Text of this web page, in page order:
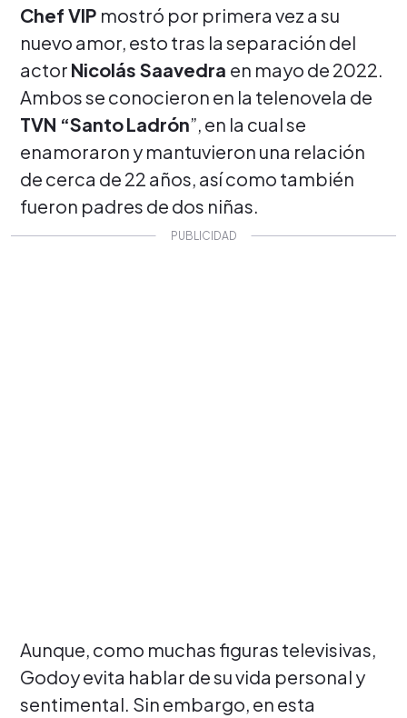
Chef VIP mostró por primera vez a su
nuevo amor, esto tras la separación del
actor Nicolás Saavedra en mayo de 2022.
Ambos se conocieron en la telenovela de
TVN “SantoLadrón”, en la cual se
enamoraron y mantuvieron una relación
de cerca de 22 años, así como también
fueron padres de dos niñas.
Aunque, como muchas figuras televisivas,
Godoy evita hablar de su vida personal y
sentimental. Sin embargo, en esta